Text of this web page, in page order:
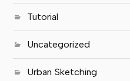
Tutorial
Uncategorized
Urban Sketching